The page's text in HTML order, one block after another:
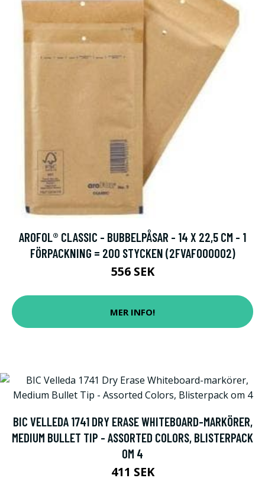
AROFOL® CLASSIC - BUBBELPÅSAR - 14 X 22,5 CM - 1
FÖRPACKNING = 200 STYCKEN (2FVAF000002)
556 SEK
MER INFO!
BIC VELLEDA 1741 DRY ERASE WHITEBOARD-MARKÖRER,
MEDIUM BULLET TIP - ASSORTED COLORS, BLISTERPACK
OM 4
411 SEK